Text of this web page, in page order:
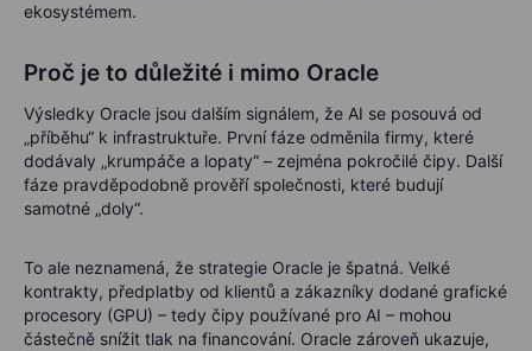
ekosystémem.
Proč je to důležité i mimo Oracle
Výsledky Oracle jsou dalším signálem, že AI se posouvá od
„příběhu“ k infrastruktuře. První fáze odměnila firmy, které
dodávaly „krumpáče a lopaty“ – zejména pokročilé čipy. Další
fáze pravděpodobně prověří společnosti, které budují
samotné „doly“.
To ale neznamená, že strategie Oracle je špatná. Velké
kontrakty, předplatby od klientů a zákazníky dodané grafické
procesory (GPU) – tedy čipy používané pro AI – mohou
částečně snížit tlak na financování. Oracle zároveň ukazuje,